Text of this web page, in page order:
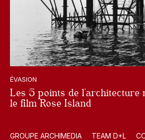
ÉVASION
Les 5 points de l’architecture
le film Rose Island
GROUPE ARCHIMEDIA TEAM D+L